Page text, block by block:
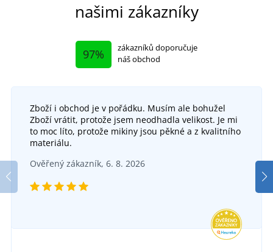
Bavlněné ponožky CXS CAVA
47 Kč
našimi zákazníky
97%
zákazníků doporučuje
náš obchod
Zboží i obchod je v pořádku. Musím ale bohužel
Zboží vrátit, protože jsem neodhadla velikost. Je mi
to moc líto, protože mikiny jsou pěkné a z kvalitního
materiálu.
Ověřený zákazník, 6. 8. 2026